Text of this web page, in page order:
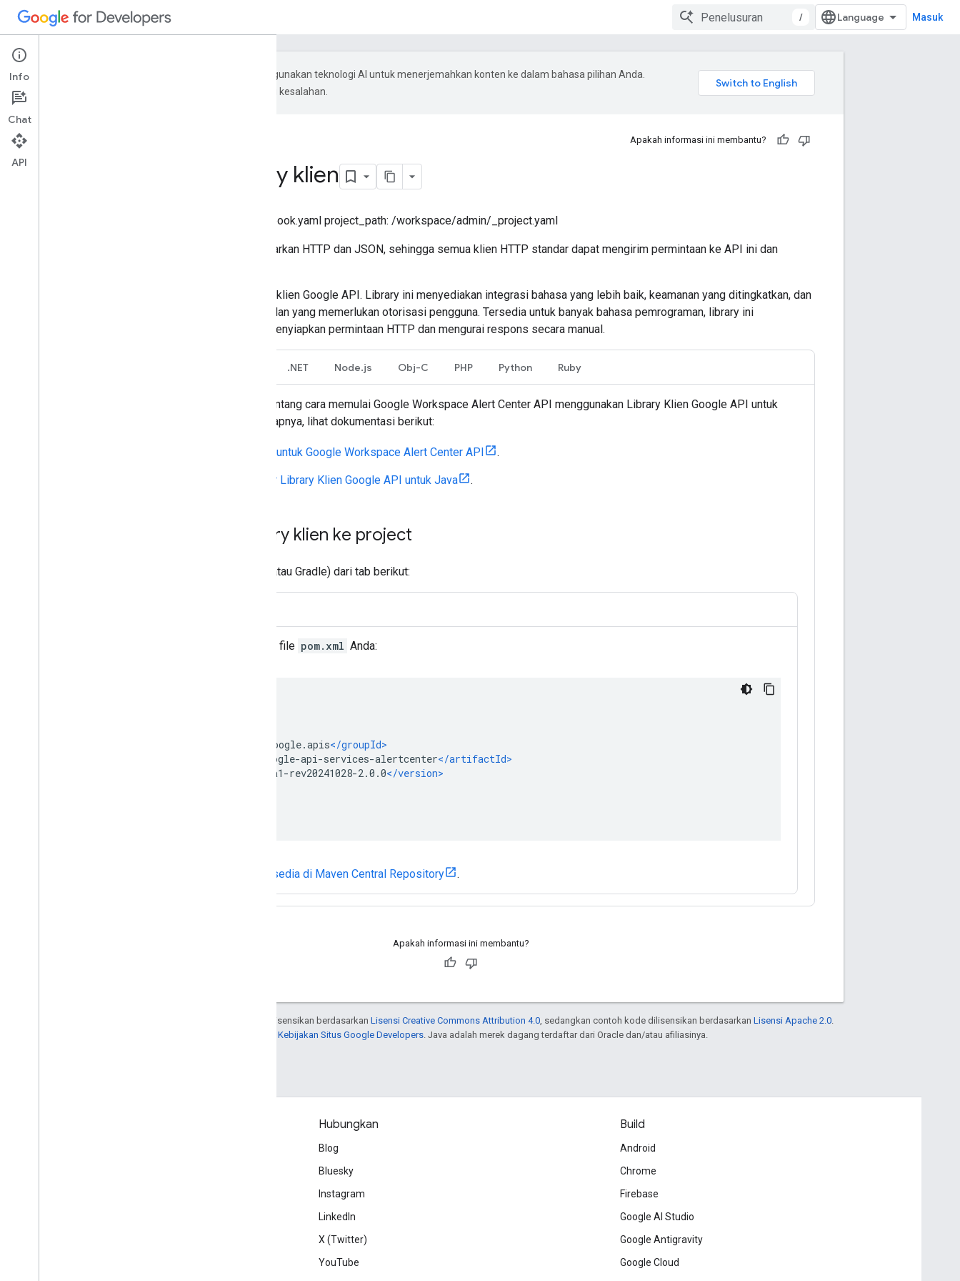
/ Masuk
Google menggunakan teknologi AI untuk menerjemahkan konten ke dalam bahasa pilihan Anda.
Terjemahan AI mungkin mengandung kesalahan.
Apakah informasi ini membantu?
Menginstal library klien
book_path: /workspace/admin/_book.yaml project_path: /workspace/admin/_project.yaml
Alert Center API dibangun berdasarkan HTTP dan JSON, sehingga semua klien HTTP standar dapat mengirim permintaan ke API ini dan
Namun, sebaiknya gunakan library klien Google API. Library ini menyediakan integrasi bahasa yang lebih baik, keamanan yang ditingkatkan, dan
dukungan untuk melakukan panggilan yang memerlukan otorisasi pengguna. Tersedia untuk banyak bahasa pemrograman, library ini
menghilangkan kebutuhan untuk menyiapkan permintaan HTTP dan mengurai respons secara manual.
.NET Node.js Obj-C PHP Python Ruby
Halaman ini berisi informasi tentang cara memulai Google Workspace Alert Center API menggunakan Library Klien Google API untuk
Java. Untuk informasi selengkapnya, lihat dokumentasi berikut:
Referensi Javadoc untuk Google Workspace Alert Center API .
Panduan Developer Library Klien Google API untuk Java .
Menambahkan library klien ke project
Pilih lingkungan build (Maven atau Gradle) dari tab berikut:
Tambahkan baris berikut ke file pom.xml Anda:
semua versi yang tersedia di Maven Central Repository .
Apakah informasi ini membantu?
Kecuali dinyatakan lain, konten di halaman ini dilisensikan berdasarkan Lisensi Creative Commons Attribution 4.0 , sedangkan contoh kode dilisensikan berdasarkan Lisensi Apache 2.0
Kebijakan Situs Google Developers . Java adalah merek dagang terdaftar dari Oracle dan/atau afiliasinya.
Hubungkan
Blog
Bluesky
Instagram
LinkedIn
X (Twitter)
YouTube
Build
Android
Chrome
Firebase
Google AI Studio
Google Antigravity
Google Cloud
Info
Chat
API